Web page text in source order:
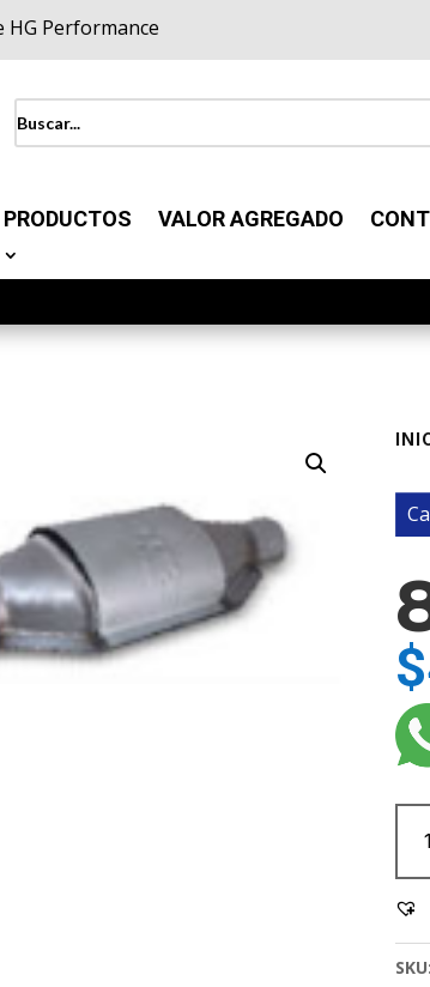
HG Performance
VALOR AGREGADO
$
SKU: